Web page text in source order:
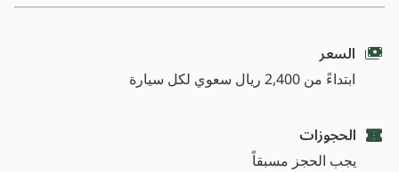
السعر
ابتداءً من 2,400 ريال سعوي لكل سيارة
الحجوزات
يجب الحجز مسبقاً